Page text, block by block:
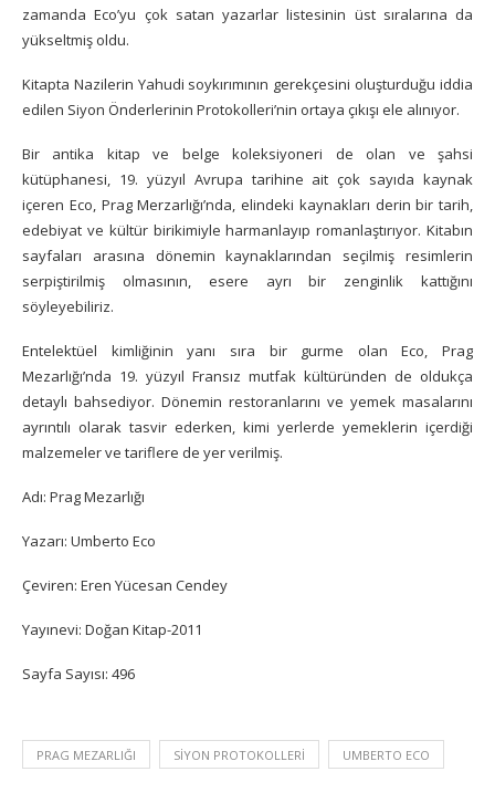
zamanda Eco’yu çok satan yazarlar listesinin üst sıralarına da
yükseltmiş oldu.
Kitapta Nazilerin Yahudi soykırımının gerekçesini oluşturduğu iddia
edilen Siyon Önderlerinin Protokolleri’nin ortaya çıkışı ele alınıyor.
Bir antika kitap ve belge koleksiyoneri de olan ve şahsi
kütüphanesi, 19. yüzyıl Avrupa tarihine ait çok sayıda kaynak
içeren Eco, Prag Merzarlığı’nda, elindeki kaynakları derin bir tarih,
edebiyat ve kültür birikimiyle harmanlayıp romanlaştırıyor. Kitabın
sayfaları arasına dönemin kaynaklarından seçilmiş resimlerin
serpiştirilmiş olmasının, esere ayrı bir zenginlik kattığını
söyleyebiliriz.
Entelektüel kimliğinin yanı sıra bir gurme olan Eco, Prag
Mezarlığı’nda 19. yüzyıl Fransız mutfak kültüründen de oldukça
detaylı bahsediyor. Dönemin restoranlarını ve yemek masalarını
ayrıntılı olarak tasvir ederken, kimi yerlerde yemeklerin içerdiği
malzemeler ve tariflere de yer verilmiş.
Adı: Prag Mezarlığı
Yazarı: Umberto Eco
Çeviren: Eren Yücesan Cendey
Yayınevi: Doğan Kitap-2011
Sayfa Sayısı: 496
PRAG MEZARLIĞI SIYON PROTOKOLLERI UMBERTO ECO